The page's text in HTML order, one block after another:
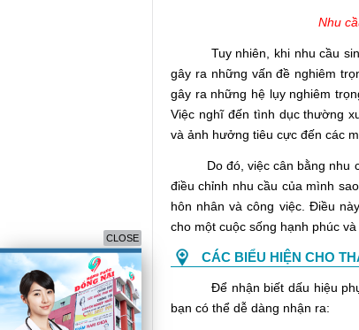
Nhu
Tuy nhiên, khi nhu cầu sinh
gây ra những vấn đề nghiêm
gây ra những hệ lụy nghiêm
Việc nghĩ đến tình dục thường
và ảnh hưởng tiêu cực đến các
Do đó, việc cân bằng nhu
điều chỉnh nhu cầu của mình
hôn nhân và công việc. Điều
cho một cuộc sống hạnh phúc và
CÁC BIỂU HIỆN CHO
Để nhận biết dấu hiệu phụ
bạn có thể dễ dàng nhận ra:
CLOSE